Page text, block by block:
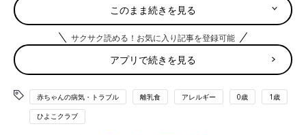
ナナ、やまいも、カシューナッツ、もも、ごま、さば、さけ、い
か、鶏肉、りんご、まつたけ、あわび、オレンジ、 牛肉、ゼラ
チン、豚肉
アレルギー表示が義務、奨励されている食物は、赤ちゃんにい
詳しい小児科医の海老澤元宏先生にお話を聞きました。
「アレルギー表示は、食物アレルギーの患者が症状の出る食物を
このまま続きを見る
サクサク読める！お気に入り記事を登録可能
アプリで続きを見る
赤ちゃんの病気・トラブル 離乳食 アレルギー 0歳 1歳
ひよこクラブ